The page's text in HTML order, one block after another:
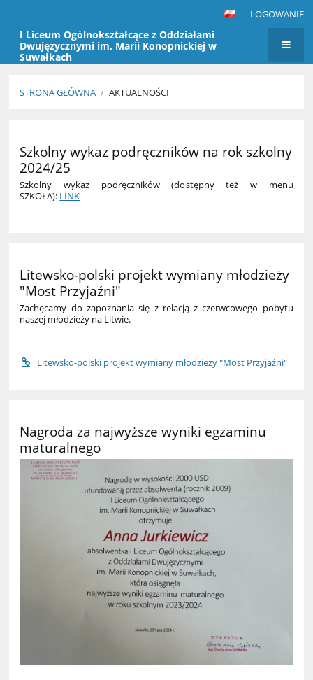
LOGOWANIE
I Liceum Ogólnokształcące z Oddziałami
Dwujęzycznymi im. Marii Konopnickiej w
Suwałkach
STRONA GŁÓWNA / AKTUALNOŚCI
Szkolny wykaz podręczników na rok szkolny
2024/25
Szkolny wykaz podręczników (dostępny też w menu
SZKOŁA): LINK
Litewsko-polski projekt wymiany młodzieży
"Most Przyjaźni"
Zachęcamy do zapoznania się z relacją z czerwcowego pobytu
naszej młodzieży na Litwie.
Litewsko-polski projekt wymiany młodzieży "Most Przyjaźni"
Nagroda za najwyższe wyniki egzaminu
maturalnego